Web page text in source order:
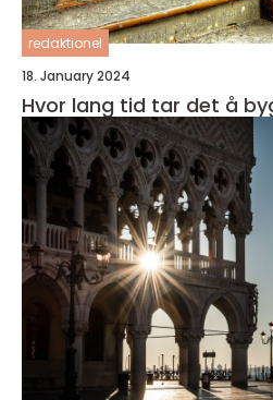
redaktionel
18. January 2024
Hvor lang tid tar det å